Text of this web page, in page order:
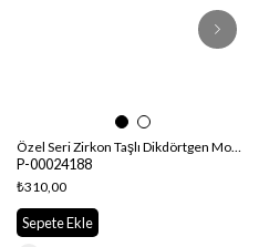
Özel Seri Zirkon Taşlı Dikdörtgen Model Küpe
P-00024188
₺310,00
Sepete Ekle